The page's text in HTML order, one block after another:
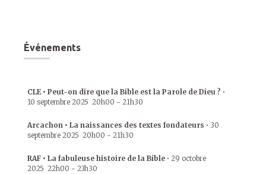
Événements
CLE • Peut-on dire que la Bible est la Parole de Dieu ? •
10 septembre 2025 20h00 - 21h30
Arcachon • La naissances des textes fondateurs • 30
septembre 2025 20h00 - 21h30
RAF • La fabuleuse histoire de la Bible • 29 octobre
2025 22h00 - 23h30